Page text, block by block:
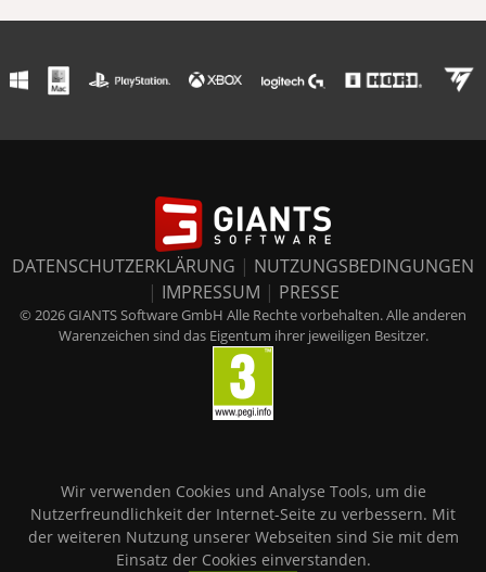
DATENSCHUTZERKLÄRUNG | NUTZUNGSBEDINGUNGEN
| IMPRESSUM | PRESSE
© 2026 GIANTS Software GmbH Alle Rechte vorbehalten. Alle anderen
Warenzeichen sind das Eigentum ihrer jeweiligen Besitzer.
Wir verwenden Cookies und Analyse Tools, um die
Nutzerfreundlichkeit der Internet-Seite zu verbessern. Mit
der weiteren Nutzung unserer Webseiten sind Sie mit dem
Einsatz der Cookies einverstanden.